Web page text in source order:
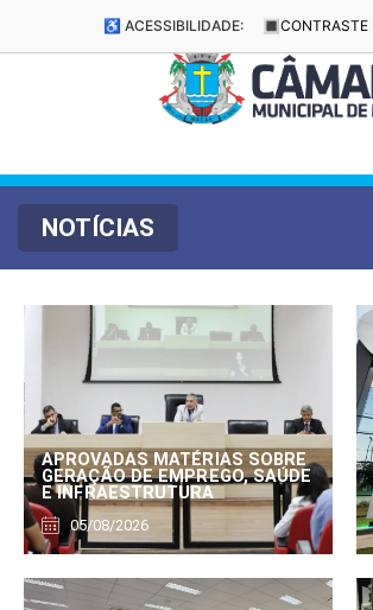
♿ ACESSIBILIDADE: 🔳 CONTRASTE
NOTÍCIAS
APROVADAS MATÉRIAS SOBRE
GERAÇÃO DE EMPREGO, SAÚDE
E INFRAESTRUTURA
05/08/2026